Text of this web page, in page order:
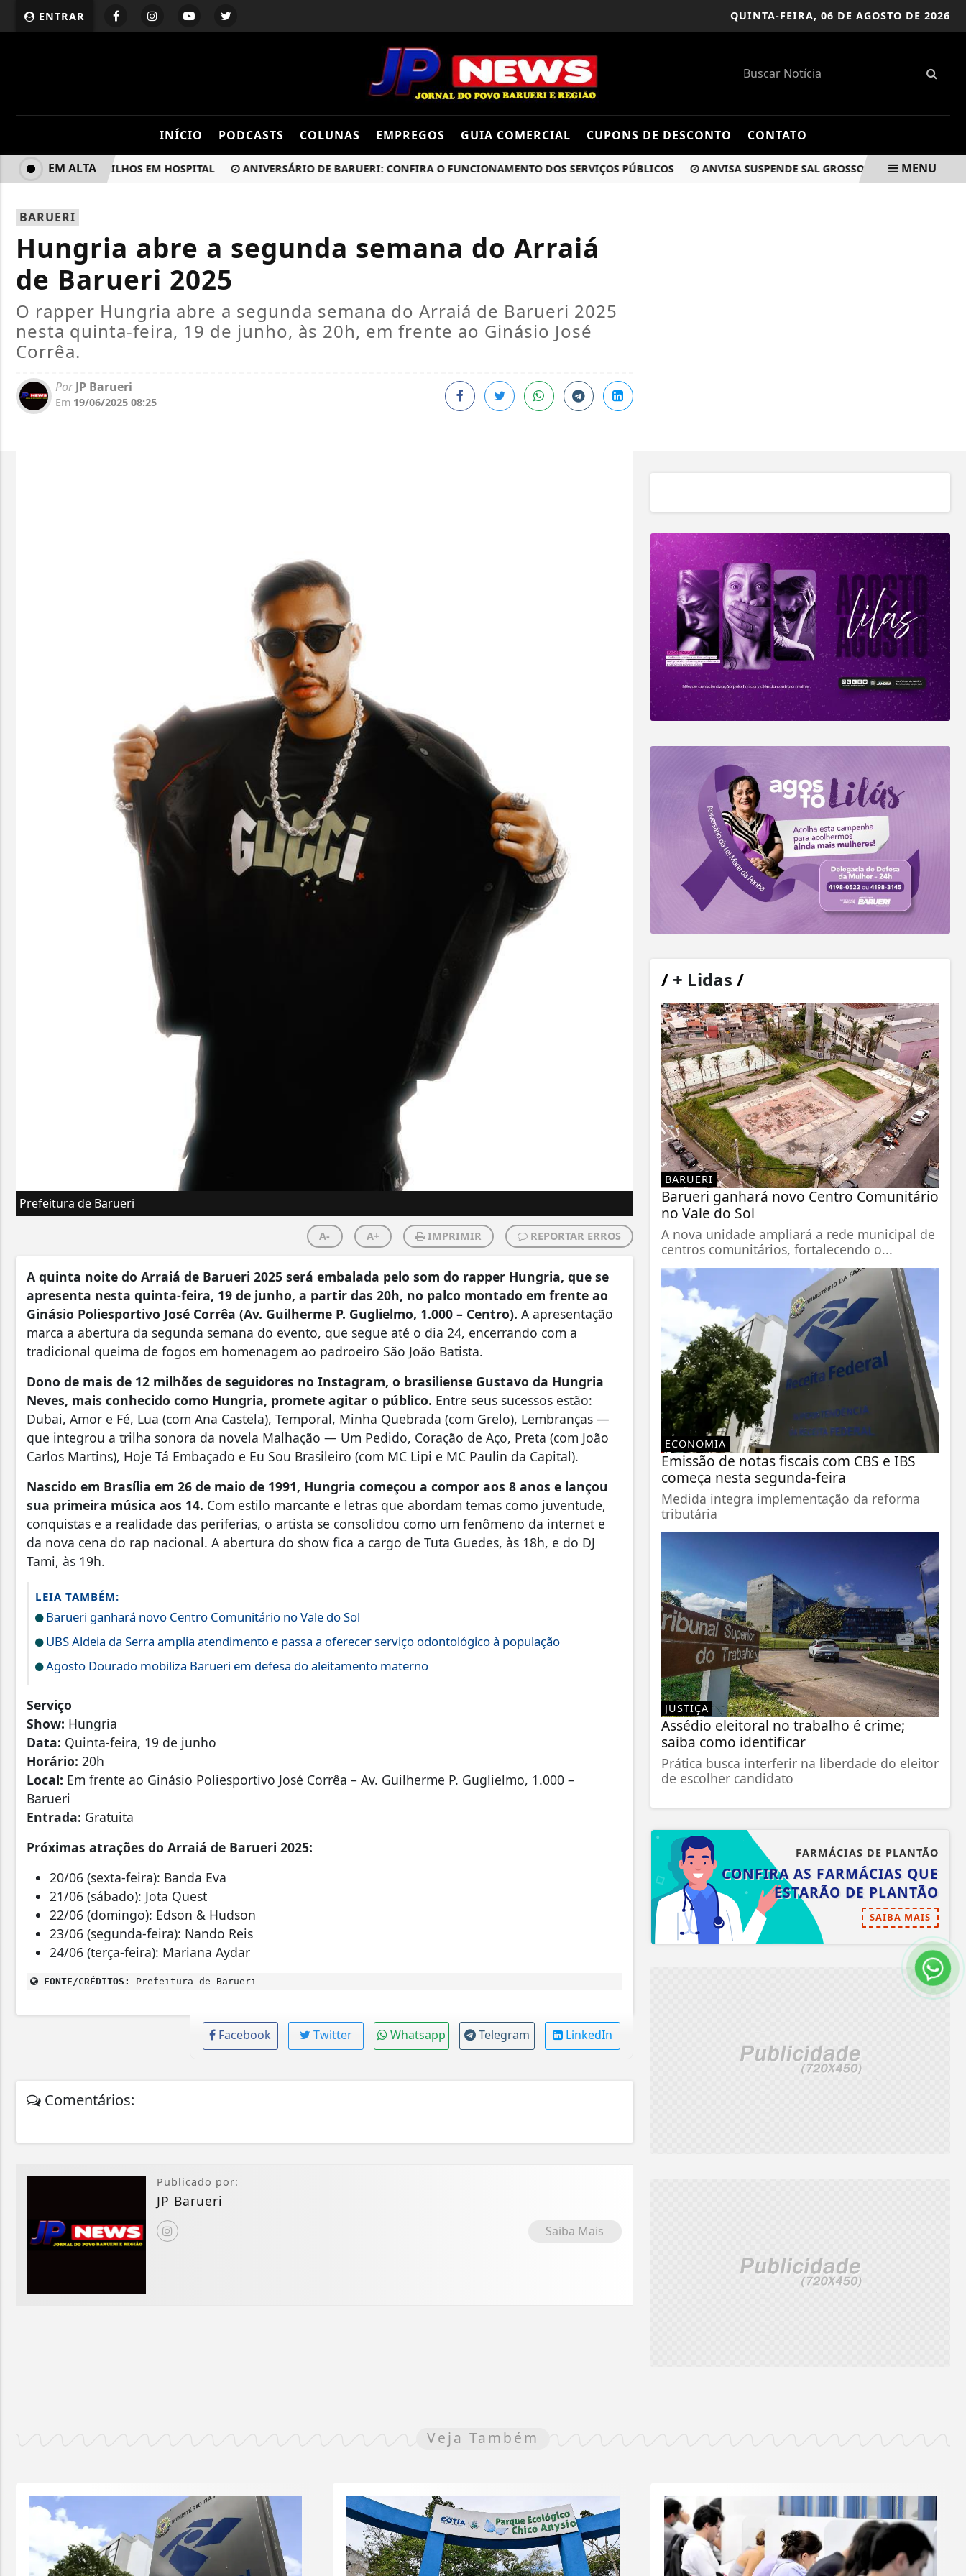
ENTRAR QUINTA-FEIRA, 06 DE AGOSTO DE 2026
INÍCIO PODCASTS COLUNAS EMPREGOS GUIA COMERCIAL CUPONS DE DESCONTO CONTATO
VISITA DE FILHOS EM HOSPITAL ANIVERSÁRIO DE BARUERI: CONFIRA O FUNCIONAMENTO DOS SERVIÇOS PÚBLICOS ANVISA SUSPENDE SAL GROSSO E DOCE DE LEITE
EM ALTA MENU
BARUERI
Hungria abre a segunda semana do Arraiá
de Barueri 2025
O rapper Hungria abre a segunda semana do Arraiá de Barueri 2025
nesta quinta-feira, 19 de junho, às 20h, em frente ao Ginásio José
Corrêa.
PorJP Barueri
Em 19/06/2025 08:25
Prefeitura de Barueri
A- A+ IMPRIMIR REPORTAR ERROS
A quinta noite do Arraiá de Barueri 2025 será embalada pelo som do rapper Hungria, que se
apresenta nesta quinta-feira, 19 de junho, a partir das 20h, no palco montado em frente ao
Ginásio Poliesportivo José Corrêa (Av. Guilherme P. Guglielmo, 1.000 – Centro). A apresentação
marca a abertura da segunda semana do evento, que segue até o dia 24, encerrando com a
tradicional queima de fogos em homenagem ao padroeiro São João Batista.
Dono de mais de 12 milhões de seguidores no Instagram, o brasiliense Gustavo da Hungria
Neves, mais conhecido como Hungria, promete agitar o público. Entre seus sucessos estão:
Dubai, Amor e Fé, Lua (com Ana Castela), Temporal, Minha Quebrada (com Grelo), Lembranças —
que integrou a trilha sonora da novela Malhação — Um Pedido, Coração de Aço, Preta (com João
Carlos Martins), Hoje Tá Embaçado e Eu Sou Brasileiro (com MC Lipi e MC Paulin da Capital).
Nascido em Brasília em 26 de maio de 1991, Hungria começou a compor aos 8 anos e lançou
sua primeira música aos 14. Com estilo marcante e letras que abordam temas como juventude,
conquistas e a realidade das periferias, o artista se consolidou como um fenômeno da internet e
da nova cena do rap nacional. A abertura do show fica a cargo de Tuta Guedes, às 18h, e do DJ
Tami, às 19h.
LEIA TAMBÉM:
Barueri ganhará novo Centro Comunitário no Vale do Sol
UBS Aldeia da Serra amplia atendimento e passa a oferecer serviço odontológico à população
Agosto Dourado mobiliza Barueri em defesa do aleitamento materno
Serviço
Show: Hungria
Data: Quinta-feira, 19 de junho
Horário: 20h
Local: Em frente ao Ginásio Poliesportivo José Corrêa – Av. Guilherme P. Guglielmo, 1.000 –
Barueri
Entrada: Gratuita
Próximas atrações do Arraiá de Barueri 2025:
20/06 (sexta-feira): Banda Eva
21/06 (sábado): Jota Quest
22/06 (domingo): Edson & Hudson
23/06 (segunda-feira): Nando Reis
24/06 (terça-feira): Mariana Aydar
FONTE/CRÉDITOS: Prefeitura de Barueri
Facebook Twitter Whatsapp Telegram LinkedIn
Comentários:
Publicado por:
JP Barueri
Saiba Mais
/+ Lidas /
BARUERI
Barueri ganhará novo Centro Comunitário
no Vale do Sol
A nova unidade ampliará a rede municipal de
centros comunitários, fortalecendo o...
ECONOMIA
Emissão de notas fiscais com CBS e IBS
começa nesta segunda-feira
Medida integra implementação da reforma
tributária
JUSTIÇA
Assédio eleitoral no trabalho é crime;
saiba como identificar
Prática busca interferir na liberdade do eleitor
de escolher candidato
FARMÁCIAS DE PLANTÃO
CONFIRA AS FARMÁCIAS QUE
ESTARÃO DE PLANTÃO
SAIBA MAIS
Veja Também